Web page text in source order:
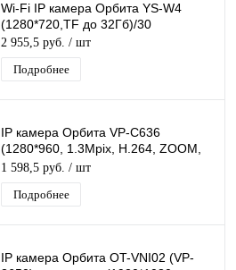
Wi-Fi IP камера Орбита YS-W4
(1280*720,TF до 32Гб)/30
2 955,5 руб. / шт
Подробнее
IP камера Орбита VP-C636
(1280*960, 1.3Mpix, H.264, ZOOM,
2.8-12мм)/20
1 598,5 руб. / шт
Подробнее
IP камера Орбита OT-VNI02 (VP-